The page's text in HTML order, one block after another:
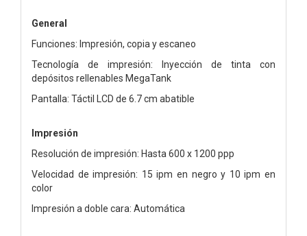
General
Funciones: Impresión, copia y escaneo
Tecnología de impresión: Inyección de tinta con
depósitos rellenables MegaTank
Pantalla: Táctil LCD de 6.7 cm abatible
Impresión
Resolución de impresión: Hasta 600 x 1200 ppp
Velocidad de impresión: 15 ipm en negro y 10 ipm en
color
Impresión a doble cara: Automática